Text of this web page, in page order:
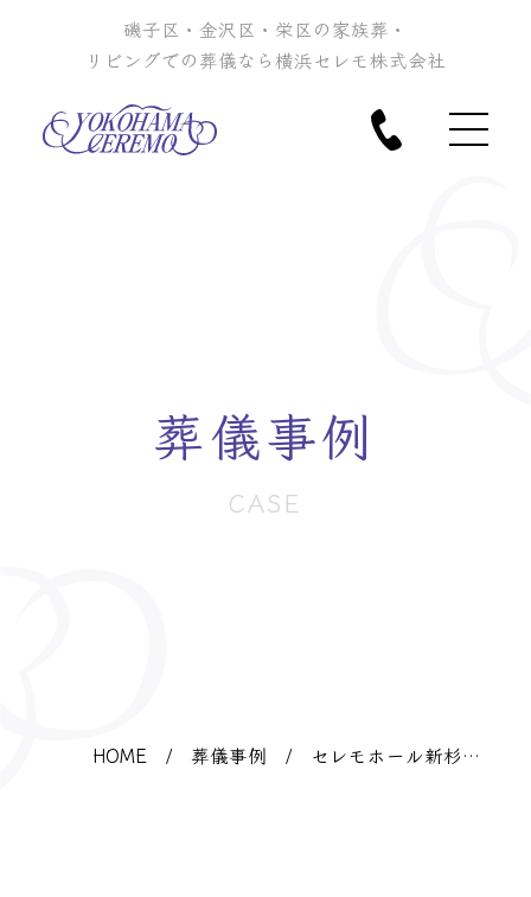
磯子区・金沢区・栄区の家族葬・
リビングでの葬儀なら横浜セレモ株式会社
葬儀事例
CASE
HOME / 葬儀事例 / セレモホール新杉田
での家族葬